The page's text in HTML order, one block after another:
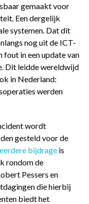
gemaakt voor
Een dergelijk
systemen. Dat dit
nog uit de ICT-
in een update van
Dit leidde wereldwijd
in Nederland:
werden
wordt
gesteld voor de
eerdere bijdrage is
rondom de
Pessers en
die hierbij
biedt het